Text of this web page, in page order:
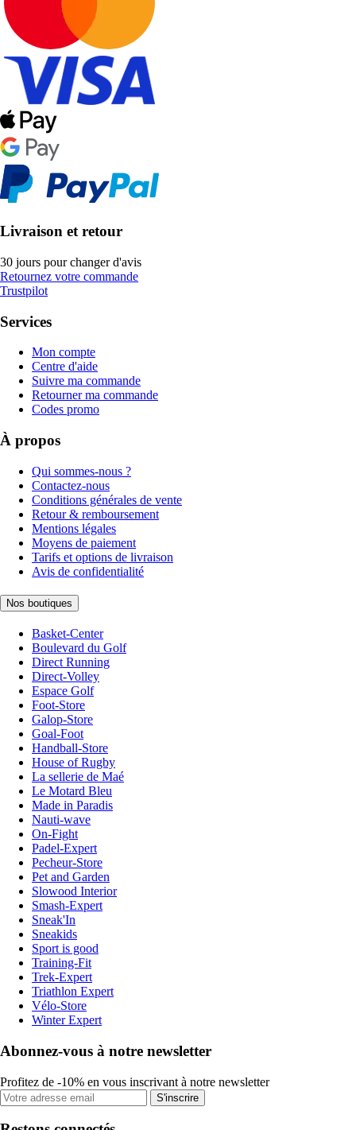
Livraison et retour
30 jours pour changer d'avis
Retournez votre commande
Trustpilot
Services
Mon compte
Centre d'aide
Suivre ma commande
Retourner ma commande
Codes promo
À propos
Qui sommes-nous ?
Contactez-nous
Conditions générales de vente
Retour & remboursement
Mentions légales
Moyens de paiement
Tarifs et options de livraison
Avis de confidentialité
Nos boutiques
Basket-Center
Boulevard du Golf
Direct Running
Direct-Volley
Espace Golf
Foot-Store
Galop-Store
Goal-Foot
Handball-Store
House of Rugby
La sellerie de Maé
Le Motard Bleu
Made in Paradis
Nauti-wave
On-Fight
Padel-Expert
Pecheur-Store
Pet and Garden
Slowood Interior
Smash-Expert
Sneak'In
Sneakids
Sport is good
Training-Fit
Trek-Expert
Triathlon Expert
Vélo-Store
Winter Expert
Abonnez-vous à notre newsletter
Profitez de -10% en vous inscrivant à notre newsletter
S'inscrire